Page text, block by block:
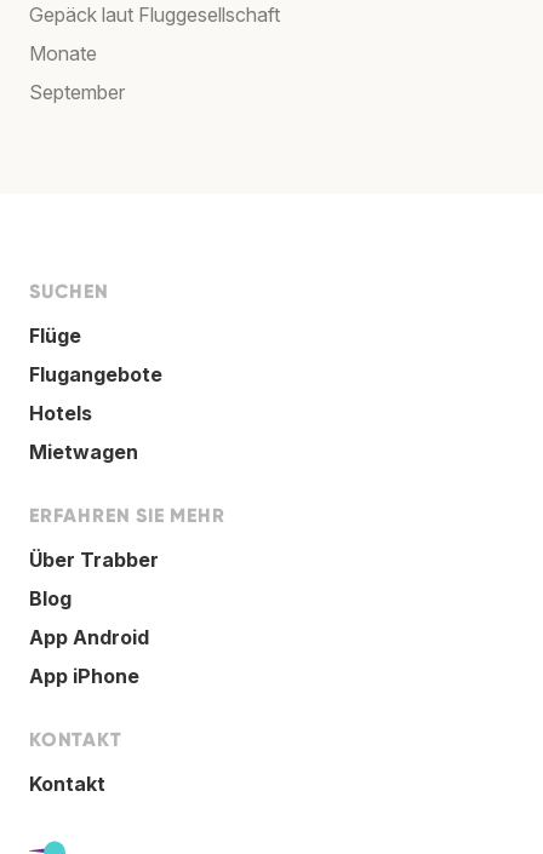
Gepäck laut Fluggesellschaft
Monate
September
SUCHEN
Flüge
Flugangebote
Hotels
Mietwagen
ERFAHREN SIE MEHR
Über Trabber
Blog
App Android
App iPhone
KONTAKT
Kontakt